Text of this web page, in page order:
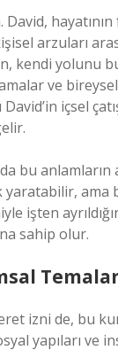
arzuları
kendi yolunu
ve
içsel
bu
ama
işten
sahip olur.
izni de, bu
yapıları ve